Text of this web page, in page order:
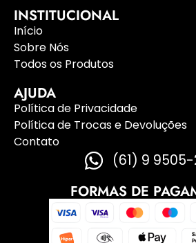
INSTITUCIONAL
Início
Sobre Nós
Todos os Produtos
AJUDA
Política de Privacidade
Política de Trocas e Devoluções
Contato
(61) 9
FORMAS DE